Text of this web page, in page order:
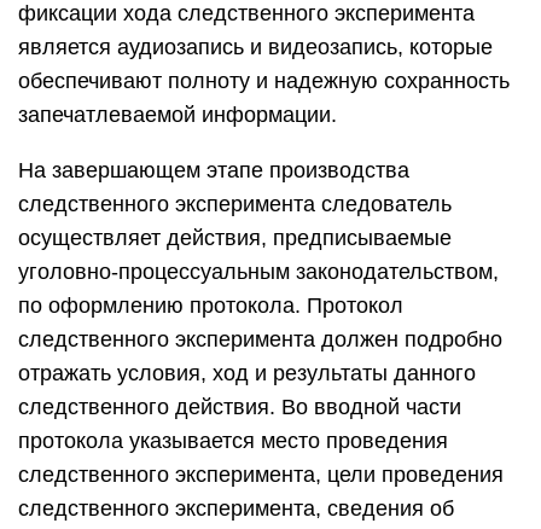
фиксации хода следственного эксперимента
является аудиозапись и видеозапись, которые
обеспечивают полноту и надежную сохранность
запечатлеваемой информации.
На завершающем этапе производства
следственного эксперимента следователь
осуществляет действия, предписываемые
уголовно-процессуальным законодательством,
по оформлению протокола. Протокол
следственного эксперимента должен подробно
отражать условия, ход и результаты данного
следственного действия. Во вводной части
протокола указывается место проведения
следственного эксперимента, цели проведения
следственного эксперимента, сведения об